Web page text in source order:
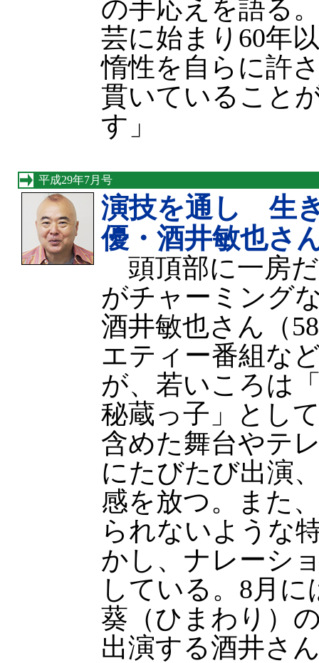
の手応えを語る
芸に始まり60年
惰性を自らに許
貫いていること
す」
平成29年7月号
演技を通し 生
優・酒井敏也さ
頭頂部に一房
がチャーミング
酒井敏也さん（
エティー番組な
が、若いころは
秘蔵っ子」とし
含めた舞台やテ
にたびたび出演
感を放つ。また
られないような
かし、ナレーシ
している。8月
葵（ひまわり）
出演する酒井さ